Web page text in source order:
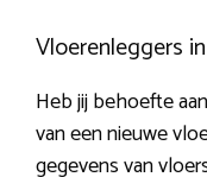
Vloerenleggers
Heb jij behoefte
van een nieuwe
gegevens van